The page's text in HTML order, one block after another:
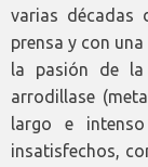
varias décadas
prensa y con
la pasión de
arrodillase
largo e
insatisfechos,